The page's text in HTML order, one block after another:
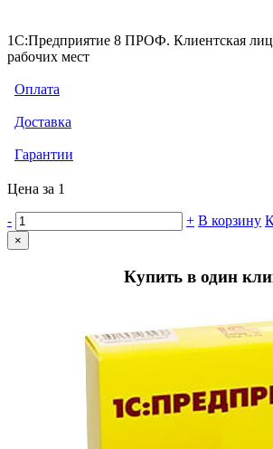
1С:Предприятие 8 ПРОФ. Клиентская
рабочих мест
Оплата
Доставка
Гарантии
Цена за 1
- + В корзину
×
Купить в один